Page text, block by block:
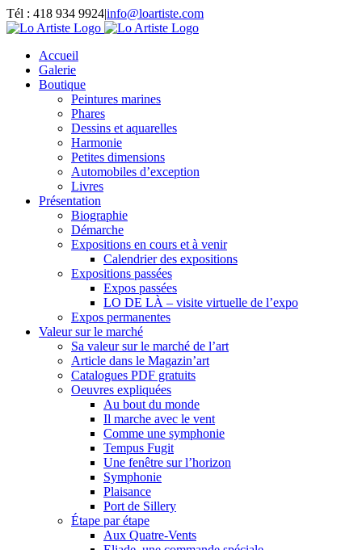
Passer
au
Tél : 418 934 9924|info@loartiste.com
Facebook
Instagram
Email
Pinterest
YouTube
Accueil
Galerie
Boutique
Peintures marines
Phares
Dessins et aquarelles
Harmonie
Petites dimensions
Automobiles d’exception
Livres
Présentation
Biographie
Démarche
Expositions en cours et à venir
Calendrier des expositions
Expositions passées
Expos passées
LO DE LÀ – visite virtuelle de l’expo
Expos permanentes
Valeur sur le marché
Sa valeur sur le marché de l’art
Article dans le Magazin’art
Catalogues PDF gratuits
Oeuvres expliquées
Au bout du monde
Il marche avec le vent
Comme une symphonie
Tempus Fugit
Une fenêtre sur l’horizon
Symphonie
Plaisance
Port de Sillery
Étape par étape
Aux Quatre-Vents